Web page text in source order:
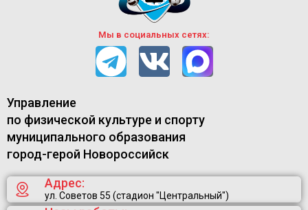
Мы в социальных сетях:
Управление
по физической культуре и спорту
муниципального образования
город-герой Новороссийск
Адрес:
ул. Советов 55 (стадион "Центральный")